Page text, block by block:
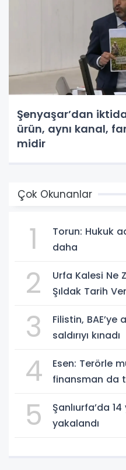
Şenyaşar’dan
ürün, aynı kanal,
midir
Çok Okunanlar
1
Torun: Hukuk
daha
2
Urfa Kalesi Ne
Şıldak Tarih
3
Filistin,
saldırıyı kınadı
4
Esen: Terörle
finansman da
5
Şanlıurfa’da
yakalandı